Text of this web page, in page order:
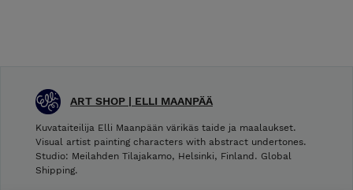
ART SHOP | ELLI MAANPÄÄ
Kuvataiteilija Elli Maanpään värikäs taide ja maalaukset.
Visual artist painting characters with abstract undertones.
Studio: Meilahden Tilajakamo, Helsinki, Finland. Global
Shipping.